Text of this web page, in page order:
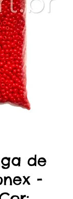
de
-